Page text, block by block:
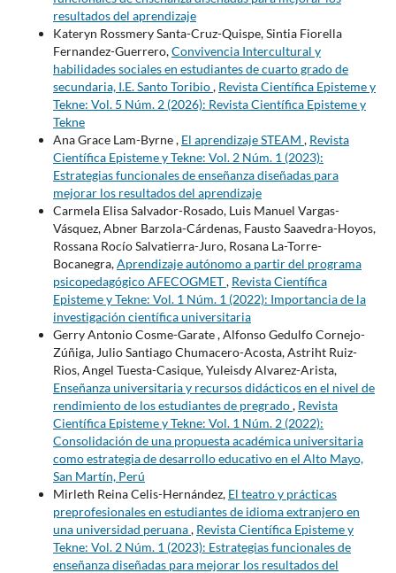
resultados del aprendizaje
Kateryn Rossmery Santa-Cruz-Quispe, Sintia Fiorella
Fernandez-Guerrero,Convivencia Intercultural y
habilidades sociales en estudiantes de cuarto grado de
secundaria, I.E. Santo Toribio, Revista Científica Episteme y
Tekne: Vol. 5 Núm. 2 (2026): Revista Científica Episteme y
Tekne
Ana Grace Lam-Byrne , El aprendizaje STEAM , Revista
Científica Episteme y Tekne: Vol. 2 Núm. 1 (2023):
Estrategias funcionales de enseñanza diseñadas para
mejorar los resultados del aprendizaje
Carmela Elisa Salvador-Rosado, Luis Manuel Vargas-
Vásquez, Abner Barzola-Cárdenas, Fausto Saavedra-Hoyos,
Rossana Rocío Salvatierra-Juro, Rosana La-Torre-
Bocanegra,Aprendizaje autónomo a partir del programa
psicopedagógico AFECOGMET, Revista Científica
Episteme y Tekne: Vol. 1 Núm. 1 (2022): Importancia de la
investigación científica universitaria
Gerry Antonio Cosme-Garate , Alfonso Gedulfo Cornejo-
Zúñiga, Julio Santiago Chumacero-Acosta, Astriht Ruiz-
Rios, Angel Tuesta-Casique, Yuleisdy Alvarez-Arista,
Enseñanza universitaria y recursos didácticos en el nivel de
rendimiento de los estudiantes de pregrado, Revista
Científica Episteme y Tekne: Vol. 1 Núm. 2 (2022):
Consolidación de una propuesta académica universitaria
como estrategia de desarrollo educativo en el Alto Mayo,
San Martín, Perú
Mirleth Reina Celis-Hernández, El teatro y prácticas
preprofesionales en estudiantes de idioma extranjero en
una universidad peruana, Revista Científica Episteme y
Tekne: Vol. 2 Núm. 1 (2023): Estrategias funcionales de
enseñanza diseñadas para mejorar los resultados del